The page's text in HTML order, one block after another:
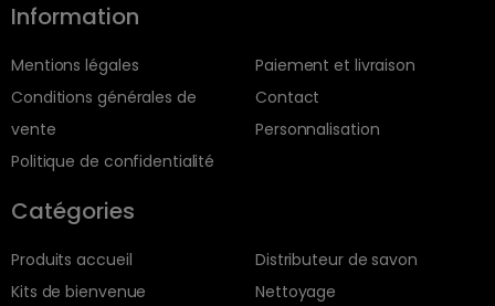
Information
Mentions légales
Conditions générales de
vente
Politique de confidentialité
Paiement et livraison
Contact
Personnalisation
Catégories
Produits accueil
Kits de bienvenue
Distributeur de savon
Nettoyage